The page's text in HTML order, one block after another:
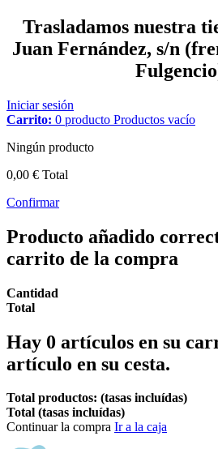
Trasladamos nuestra
Juan Fernández, s/n
Iniciar sesión
Carrito: 0 producto Productos vacío
Ningún producto
0,00 € Total
Confirmar
Producto añadido
carrito de la compra
Cantidad
Total
Hay 0 artículos en su
artículo en su cesta.
Total productos: (tasas incluídas)
Total (tasas incluídas)
Continuar la compra Ir a la caja